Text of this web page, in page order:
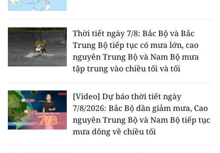
Thời tiết ngày 7/8: Bắc Bộ và Bắc
Trung Bộ tiếp tục có mưa lớn, cao
nguyên Trung Bộ và Nam Bộ mưa
tập trung vào chiều tối và tối
[Video] Dự báo thời tiết ngày
7/8/2026: Bắc Bộ dần giảm mưa, Cao
nguyên Trung Bộ và Nam Bộ tiếp tục
mưa dông về chiều tối